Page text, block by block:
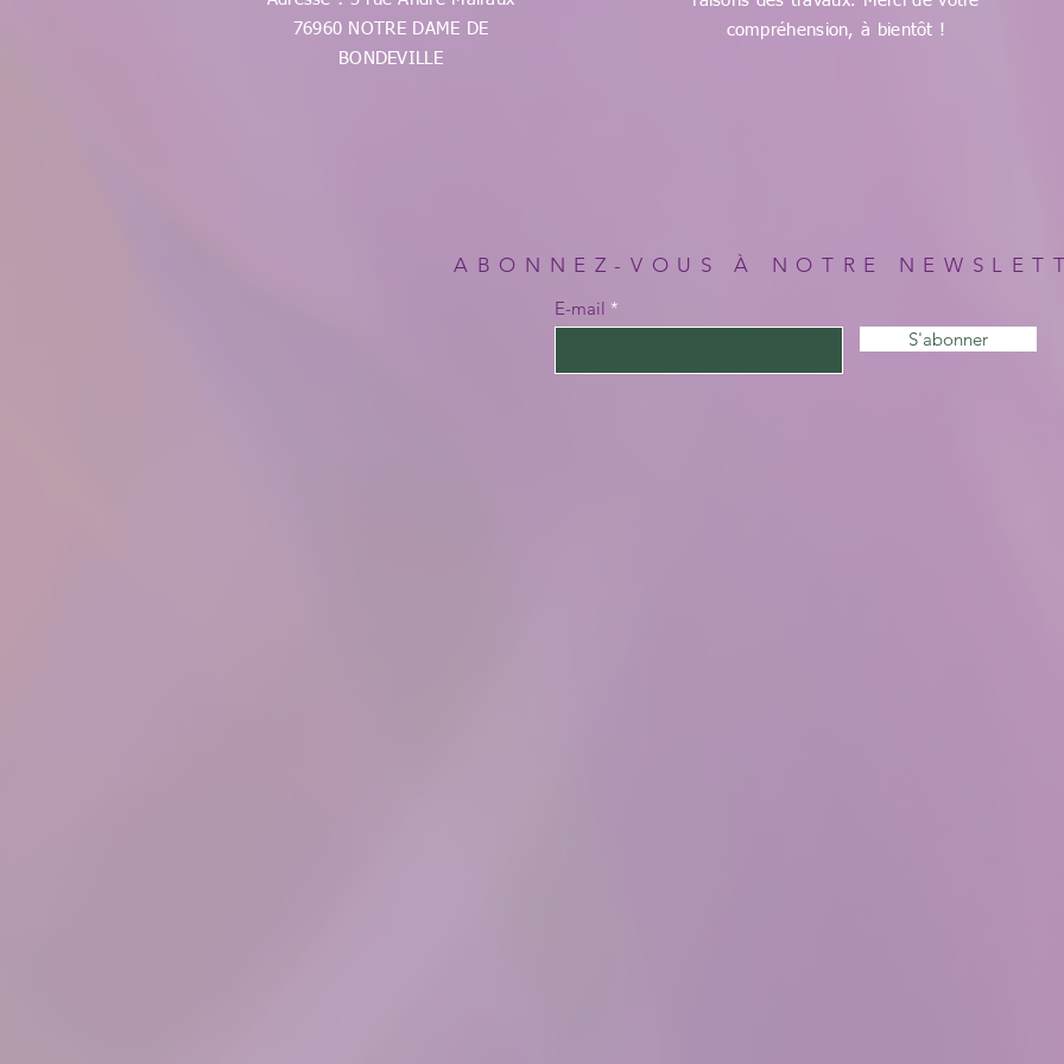
76960 NOTRE DAME DE
BONDEVILLE
compréhension, à bientôt !
ABONNEZ-VOUS À NOTRE
E-mail
S'abonner